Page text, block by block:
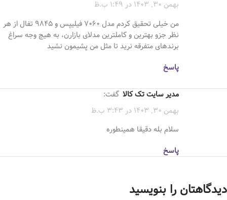
بهمن 30, 1403 در 1:49 ب.ظ
من خیلی تحقیق کردم مدل 7060 فیلیپس و 9845 تفال از هر
نظر جزو بهترین و کاملترین مدلای بازارن، به هیچ وجه سراغ
برندهای متفرقه نرید تا مثل من پشیمون نشید
پاسخ
مدیر سایت تک کالا گفت:
بهمن 30, 1403 در 3:43 ب.ظ
سلام بله دقیقا همینطوره
پاسخ
دیدگاهتان را بنویسید